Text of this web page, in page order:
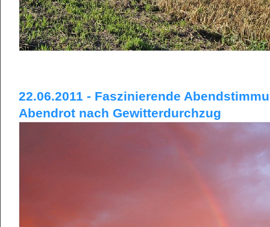
22.06.2011 - Faszinierende
Abendrot nach Gewitterdurchzug